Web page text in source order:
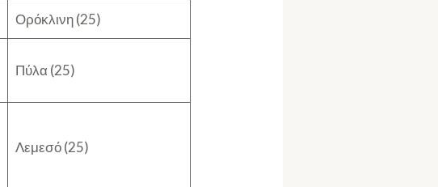
Ορόκλινη (25)
Πύλα (25)
Λεμεσό (25)